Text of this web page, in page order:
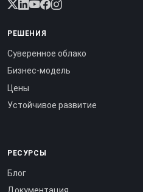
РЕШЕНИЯ
Суверенное облако
Бизнес-модель
Цены
Устойчивое развитие
РЕСУРСЫ
Блог